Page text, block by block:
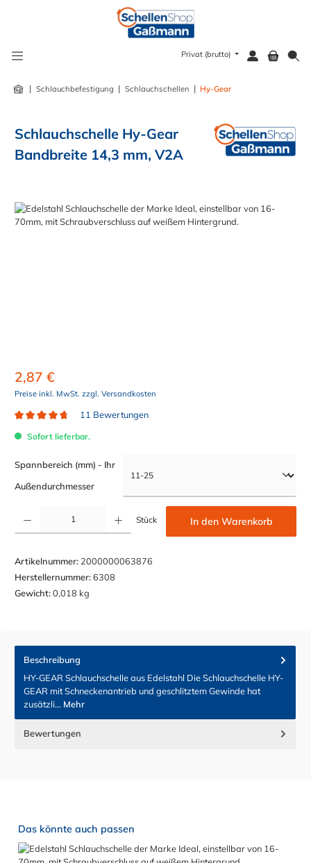
Privat (brutto)
| Schlauchbefestigung | Schlauchschellen | Hy-Gear
Schlauchschelle Hy-Gear
Bandbreite 14,3 mm, V2A
Bildergalerie überspringen
2,87 €
Preise inkl. MwSt. zzgl. Versandkosten
11 Bewertungen
Sofort lieferbar.
Spannbereich (mm) - Ihr
Außendurchmesserauswählen
Produkt Anzahl: Gib den gewünschten Wert ein oder benutze die Schaltflächen um die Anzahl
Stück In den Warenkorb
Artikelnummer: 2000000063876
Herstellernummer:6308
Gewicht:0,018 kg
Beschreibung
HY-GEAR Schlauchschelle aus Edelstahl Die Schlauchschelle HY-
GEAR mit Schneckenantrieb und geschlitztem Gewinde hat
zusätzli… Mehr
Bewertungen
Produktgalerie überspringen
Das könnte auch passen